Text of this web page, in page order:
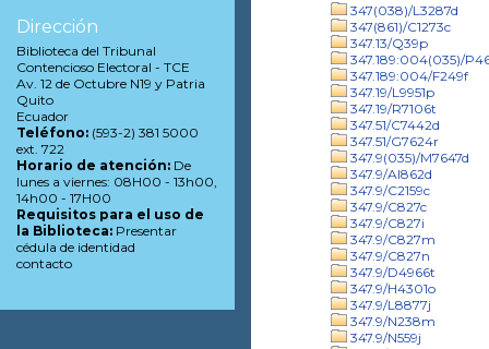
347(038)/L3287d
347(861)/C1273c
347.13/Q39p
347.189:004(035)/
347.189:004/F249f
347.19/L9951p
347.19/R7106t
347.51/C7442d
347.51/G7624r
347.9(035)/M7647d
347.9/Al862d
347.9/C2159c
347.9/C827c
347.9/C827i
347.9/C827m
347.9/C827n
347.9/D4966t
347.9/H4301o
347.9/L8877j
347.9/N238m
347.9/N559j
Dirección
Biblioteca del Tribunal
Contencioso Electoral - TCE
Av. 12 de Octubre N19 y Patria
Quito
Ecuador
Teléfono: (593-2) 381 5000
ext. 722
Horario de atención: De
lunes a viernes: 08H00 - 13h00,
14h00 - 17H00
Requisitos para el uso de
la Biblioteca: Presentar
cédula de identidad
contacto